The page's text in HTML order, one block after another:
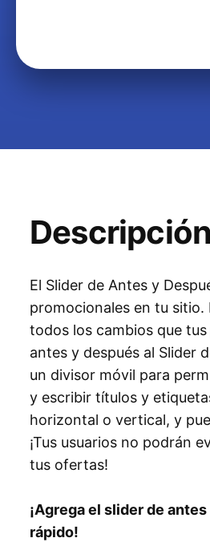
Descripción
El Slider de Antes y
promocionales en tu
todos los cambios que
antes y después al Slider
un divisor móvil para
y escribir títulos y
horizontal o vertical, y
¡Tus usuarios no podrán
tus ofertas!
¡Agrega el slider de
rápido!